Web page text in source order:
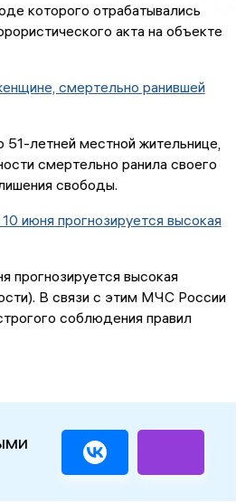
которого отрабатывались
акта на объекте
смертельно ранившей
51-летней местной жительнице,
смертельно ранила своего
свободы.
июня прогнозируется высокая
прогнозируется высокая
В связи с этим МЧС России
соблюдения правил